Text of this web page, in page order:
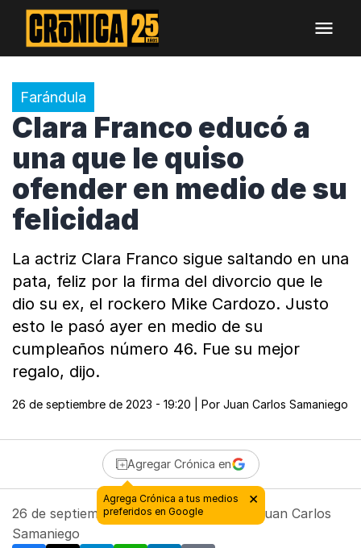
Farándula
Clara Franco educó a
una que le quiso
ofender en medio de su
felicidad
La actriz Clara Franco sigue saltando en una
pata, feliz por la firma del divorcio que le
dio su ex, el rockero Mike Cardozo. Justo
esto le pasó ayer en medio de su
cumpleaños número 46. Fue su mejor
regalo, dijo.
26 de septiembre de 2023 - 19:20 | Por Juan Carlos Samaniego
Agregar Crónica en
26 de septiembre de 2023 - 19:20
Juan Carlos
Samaniego